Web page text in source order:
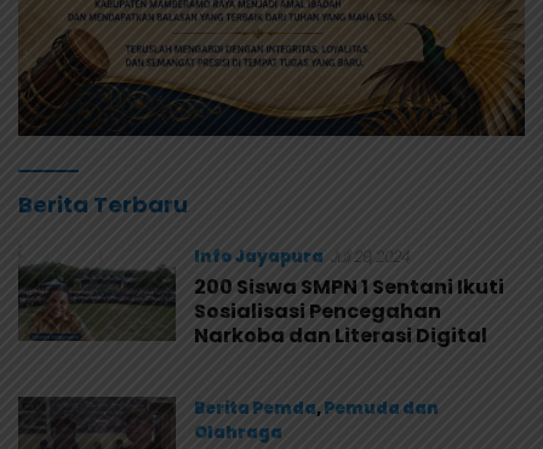
Jurnal
Foja
Berita Terbaru
Info Jayapura Juli 29, 2024
200 Siswa SMPN 1 Sentani Ikuti
Sosialisasi Pencegahan
Narkoba dan Literasi Digital
Berita Pemda,Pemuda dan
Olahraga